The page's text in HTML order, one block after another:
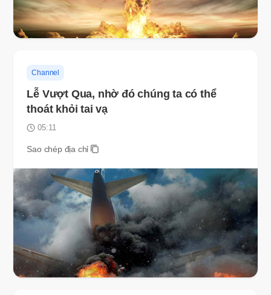
Channel
Lễ Vượt Qua, nhờ đó chúng ta có thể
thoát khỏi tai vạ
05:11
Sao chép địa chỉ